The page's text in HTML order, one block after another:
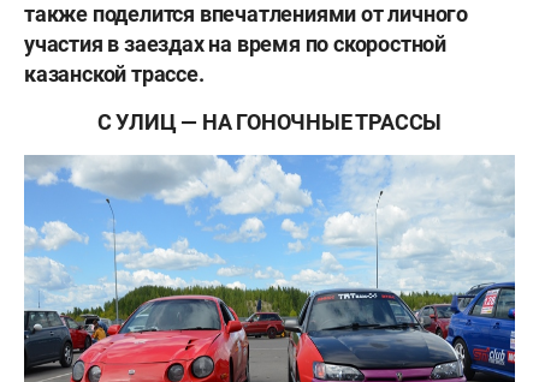
также поделится впечатлениями от личного
участия в заездах на время по скоростной
казанской трассе.
С УЛИЦ — НА ГОНОЧНЫЕ ТРАССЫ